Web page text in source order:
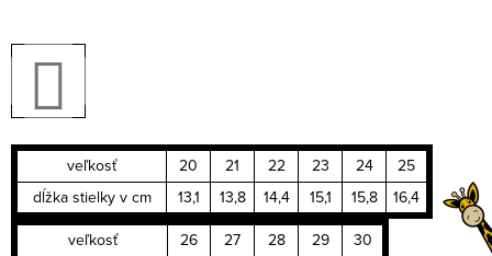
veľkosť 20 21 22 23 24
25
dĺžka stielky v cm
13,1 13,8 14,4 15,1 15,8
16,4
veľkosť
26 27 28 29
30